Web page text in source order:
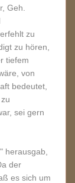
Geh.
zu
zu hören,
tiefem
von
bedeutet,
sei gern
herausgab,
der
es sich um